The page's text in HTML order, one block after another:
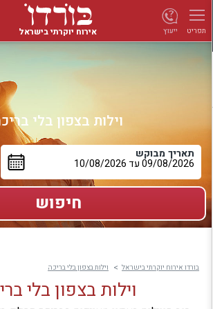
תפריט אירוח יוקרתי בישראל ייעוץ
וילות בצפון בלי
תאריך מבוקש
בורדו אירוח יוקרתי בישראל וילות בצפון בלי בריכה
וילות בצפון בלי